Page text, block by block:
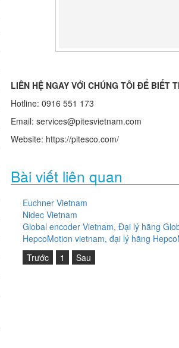
LIÊN HỆ NGAY VỚI CHÚNG TÔI ĐỂ BIẾT
Hotline: 0916 551 173
Email: services@pitesvietnam.com
Website: https://pitesco.com/
Bài viết liên quan
Euchner Vietnam
Nidec Vietnam
Global encoder Vietnam, Đại lý hãng
HepcoMotion vietnam, đại lý hãng
Trước
1 Sau